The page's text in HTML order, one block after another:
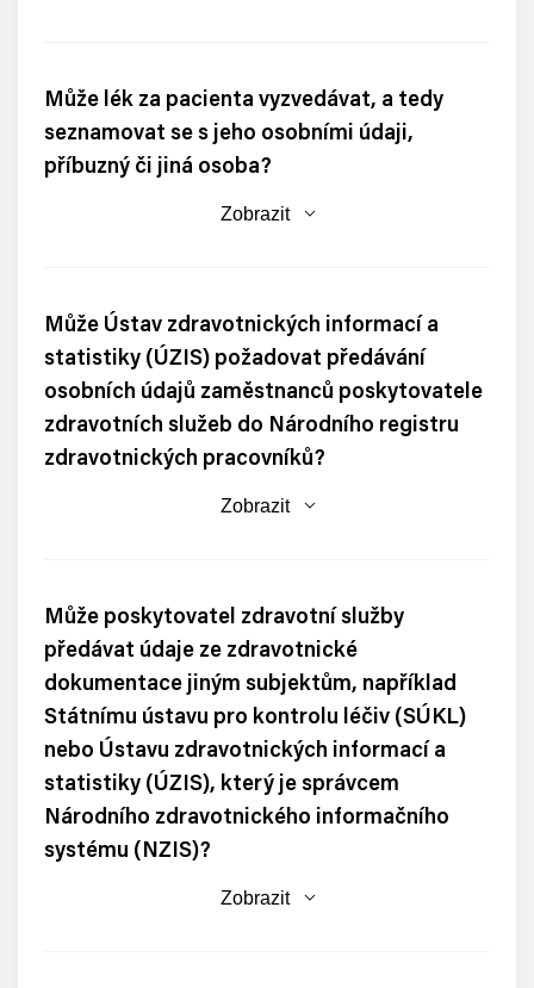
Může lék za pacienta vyzvedávat, a tedy
seznamovat se s jeho osobními údaji,
příbuzný či jiná osoba?
Zobrazit
Může Ústav zdravotnických informací a
statistiky (ÚZIS) požadovat předávání
osobních údajů zaměstnanců poskytovatele
zdravotních služeb do Národního registru
zdravotnických pracovníků?
Zobrazit
Může poskytovatel zdravotní služby
předávat údaje ze zdravotnické
dokumentace jiným subjektům, například
Státnímu ústavu pro kontrolu léčiv (SÚKL)
nebo Ústavu zdravotnických informací a
statistiky (ÚZIS), který je správcem
Národního zdravotnického informačního
systému (NZIS)?
Zobrazit